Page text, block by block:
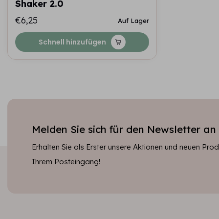
Shaker 2.0
€6,25
Auf Lager
Schnell hinzufügen
Melden Sie sich für den Newsletter an
Erhalten Sie als Erster unsere Aktionen und neuen
Ihrem Posteingang!